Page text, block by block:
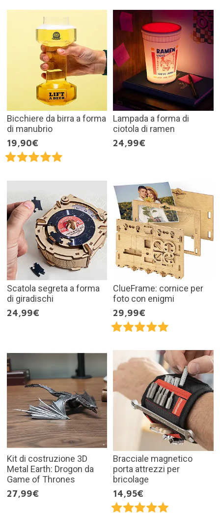
Bicchiere da birra a forma
di manubrio
19,90€
Lampada a forma di
ciotola di ramen
24,99€
Scatola segreta a forma
di giradischi
24,99€
ClueFrame: cornice per
foto con enigmi
29,99€
Kit di costruzione 3D
Metal Earth: Drogon da
Game of Thrones
27,99€
Bracciale magnetico
porta attrezzi per
bricolage
14,95€